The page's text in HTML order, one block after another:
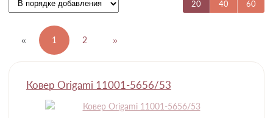
20 40 60
« 1 2 »
Ковер Origami 11001-5656/53